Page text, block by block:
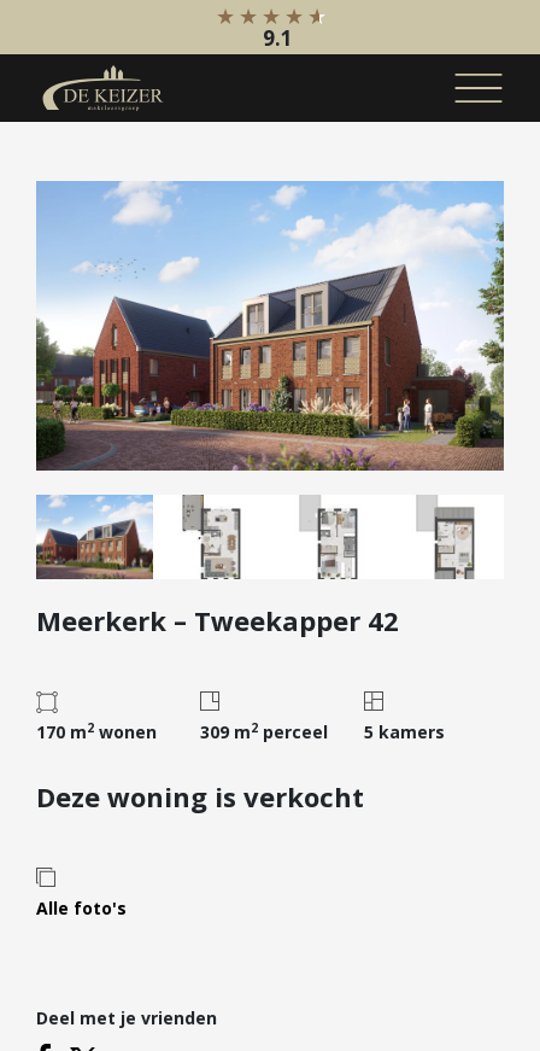
Koopaanbod
Bestaande bouw
Internationaal
Nieuwbouw
Bedrijfsaanbod
Huuraanbod
Bestaande bouw
Internationaal
Nieuwbouw
Bedrijfsaanbod
Diensten
Kopen
Huren
Verhuren
Verzekeren
Projectontwikkelaars
Hypotheekadvies
9.1
Meerkerk – Tweekapper 42
170 m2 wonen 309 m2perceel 5 kamers
Deze woning is verkocht
Alle foto's
Deel met je vrienden